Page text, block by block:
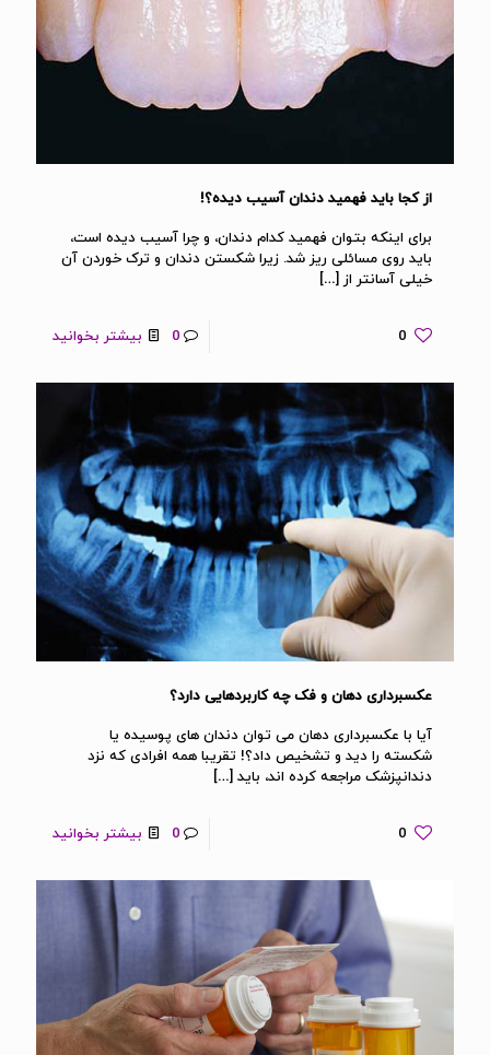
از کجا باید فهمید دندان آسیب دیده؟!
برای اینکه بتوان فهمید کدام دندان، و چرا آسیب دیده است،
باید روی مسائلی ریز شد. زیرا شکستن دندان و ترک خوردن آن
خیلی آسانتر از […]
0
0 بیشتر بخوانید
عکسبرداری دهان و فک چه کاربردهایی دارد؟
آیا با عکسبرداری دهان می توان دندان های پوسیده یا
شکسته را دید و تشخیص داد؟! تقریبا همه افرادی که نزد
دندانپزشک مراجعه کرده اند، باید […]
0
0 بیشتر بخوانید